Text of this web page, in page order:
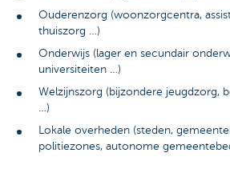
Ouderenzorg (woonzorgcentra,
thuiszorg …)
Onderwijs (lager en secundair
universiteiten …)
Welzijnszorg (bijzondere jeugdzorg,
…)
Lokale overheden (steden,
politiezones, autonome